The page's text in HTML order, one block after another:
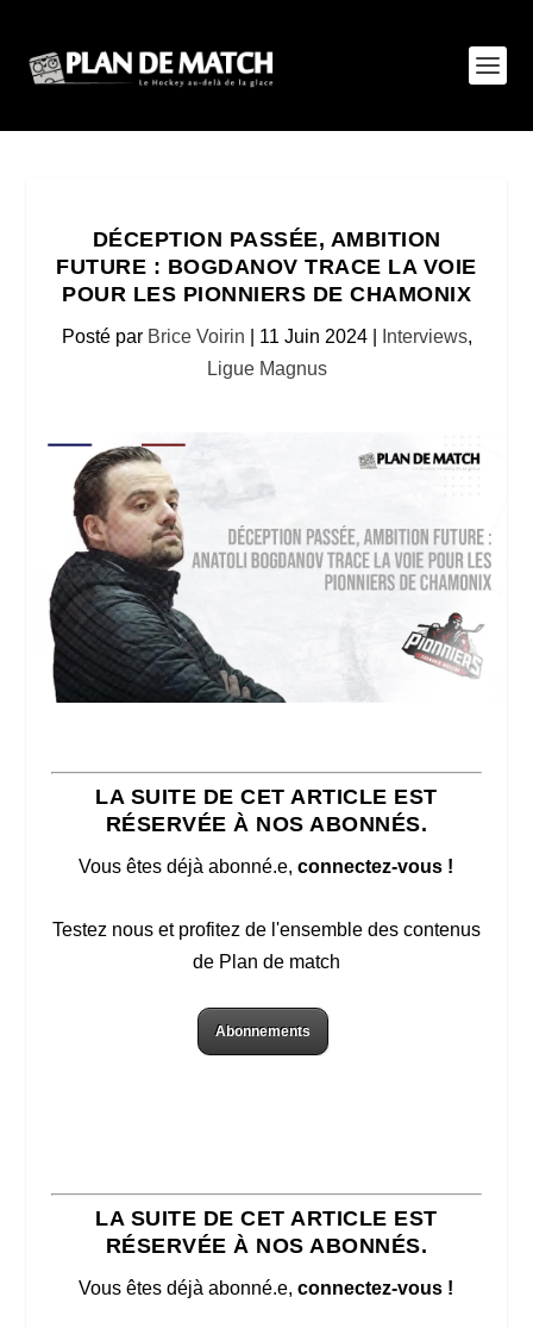
DÉCEPTION PASSÉE, AMBITION
FUTURE : BOGDANOV TRACE LA VOIE
POUR LES PIONNIERS DE CHAMONIX
Posté par Brice Voirin 11 Juin 2024| Interviews,
Ligue Magnus
LA SUITE DE CET ARTICLE EST
RÉSERVÉE À NOS ABONNÉS.
Vous êtes déjà abonné.e,connectez-vous !
Testez nous et profitez de l'ensemble des contenus
de Plan de match
Abonnements
LA SUITE DE CET ARTICLE EST
RÉSERVÉE À NOS ABONNÉS.
Vous êtes déjà abonné.e,connectez-vous !